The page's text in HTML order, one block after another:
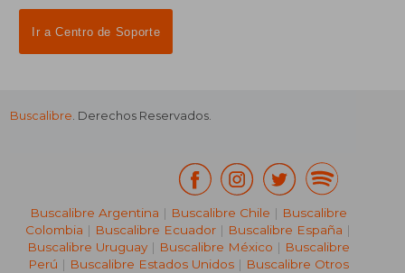
₡ 9.758
Ir a Centro de Soporte
Buscalibre. Derechos Reservados.
Buscalibre Argentina | Buscalibre Chile | Buscalibre
Colombia | Buscalibre Ecuador | Buscalibre España |
Buscalibre Uruguay| Buscalibre México | Buscalibre
Perú | Buscalibre Estados Unidos| Buscalibre Otros